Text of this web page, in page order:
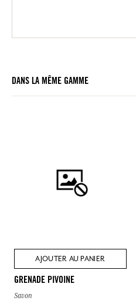
DANS LA MÊME GAMME
AJOUTER AU PANIER
GRENADE PIVOINE
Savon